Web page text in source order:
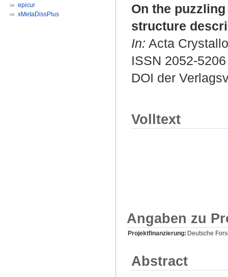
epicur
xMetaDissPlus
On the
structure
In: Acta
ISSN 2052-5206
DOI der
Volltext
Angaben zu
Projektfinanzierung: Deutsche
Abstract